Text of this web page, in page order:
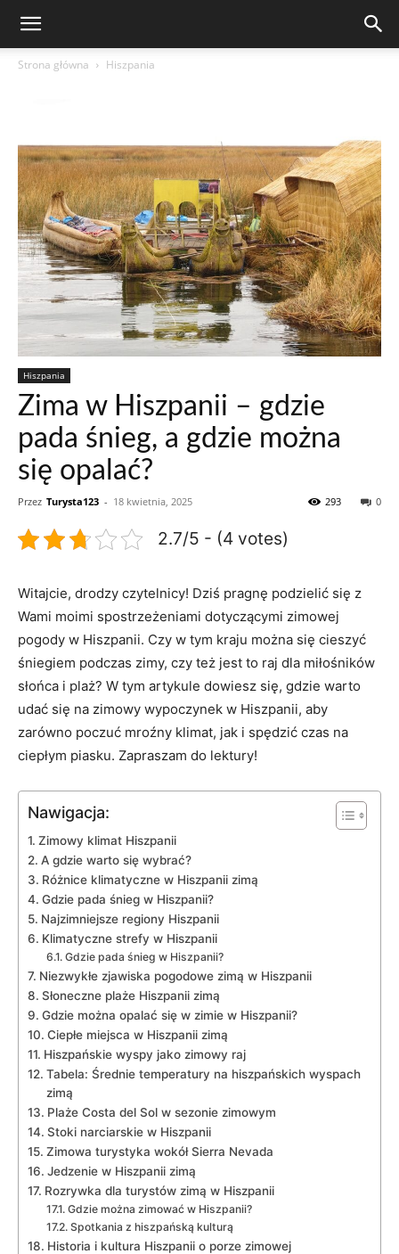
Strona główna Hiszpania
Hiszpania
Zima w Hiszpanii – gdzie
pada śnieg, a gdzie można
się opalać?
Przez Turysta123 - 18 kwietnia, 2025 0
293
2.7/5 - (4 votes)
Witajcie, drodzy czytelnicy! Dziś pragnę ⁢podzielić się z
Wami moimi spostrzeżeniami dotyczącymi zimowej
⁢pogody ⁣w ⁢Hiszpanii. Czy w tym kraju można‍ się cieszyć
śniegiem ⁣podczas⁢ zimy, czy​ też jest to raj dla miłośników
⁣słońca i plaż? W tym artykule dowiesz⁢ się,‌ gdzie warto
udać się na zimowy wypoczynek w Hiszpanii, aby⁣
zarówno poczuć mroźny ⁣klimat, jak i spędzić czas ‍na
ciepłym piasku. Zapraszam do ‌lektury!
Nawigacja:
Zimowy klimat Hiszpanii
A gdzie warto się wybrać?
Różnice klimatyczne⁤ w Hiszpanii zimą
Gdzie pada śnieg ‌w⁢ Hiszpanii?
Najzimniejsze regiony Hiszpanii
Klimatyczne strefy w⁣ Hiszpanii
Gdzie ⁣pada śnieg w Hiszpanii?
Niezwykłe zjawiska pogodowe zimą w Hiszpanii
Słoneczne plaże Hiszpanii zimą
Gdzie można opalać się w zimie w Hiszpanii?
Ciepłe ⁣miejsca⁣ w ‍Hiszpanii zimą
Hiszpańskie wyspy ​jako zimowy raj
Tabela: Średnie temperatury ⁢na ‍hiszpańskich wyspach
zimą
Plaże Costa del Sol w sezonie zimowym
Stoki⁢ narciarskie w Hiszpanii
Zimowa turystyka wokół Sierra ⁣Nevada
Jedzenie w Hiszpanii zimą
Rozrywka ⁣dla turystów ​zimą w Hiszpanii
Gdzie można zimować w ​Hiszpanii?
Spotkania ⁣z hiszpańską kulturą
Historia i kultura Hiszpanii o porze‌ zimowej